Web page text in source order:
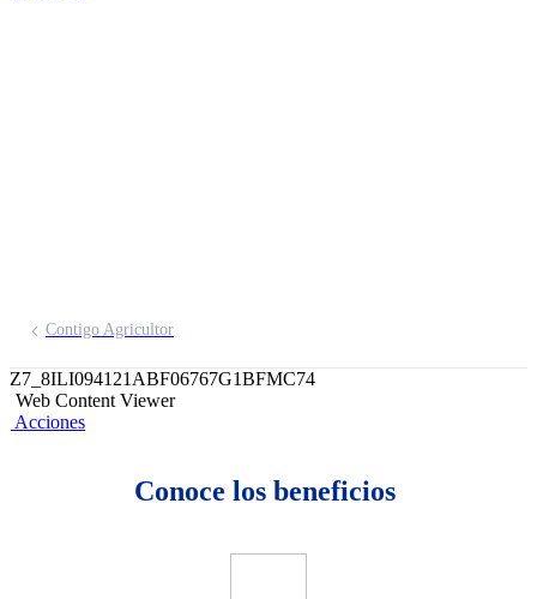
Contigo Agricultor
Z7_8ILI094121ABF06767G1BFMC74
Web Content Viewer
Acciones
Conoce los beneficios